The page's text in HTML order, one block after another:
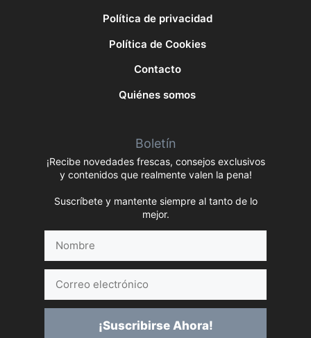
Política de privacidad
Política de Cookies
Contacto
Quiénes somos
Boletín
¡Recibe novedades frescas, consejos exclusivos
y contenidos que realmente valen la pena!
Suscríbete y mantente siempre al tanto de lo
mejor.
electrónico
¡Suscribirse Ahora!